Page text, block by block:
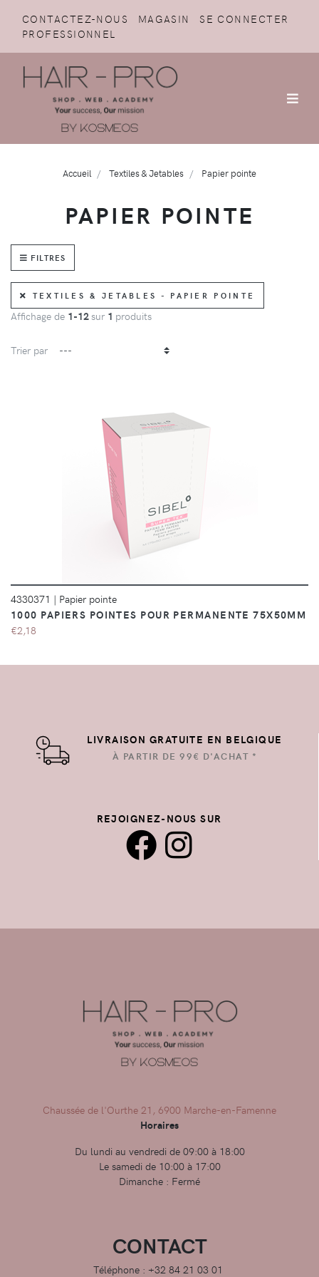
CONTACTEZ-NOUS MAGASIN
SE CONNECTER
PROFESSIONNEL
Accueil Textiles & Jetables Papier pointe
PAPIER POINTE
FILTRES
TEXTILES & JETABLES - PAPIER POINTE
Affichage de 1-12sur 1 produits
Trier par
4330371 | Papier pointe
1000 PAPIERS POINTES POUR PERMANENTE 75X50MM
€2,18
LIVRAISON GRATUITE EN BELGIQUE
À PARTIR DE 99€ D'ACHAT *
REJOIGNEZ-NOUS SUR
Chaussée de l'Ourthe 21, 6900 Marche-en-Famenne
Horaires
Du lundi au vendredi de 09:00 à 18:00
Le samedi de 10:00 à 17:00
Dimanche : Fermé
CONTACT
Téléphone : +32 84 21 03 01